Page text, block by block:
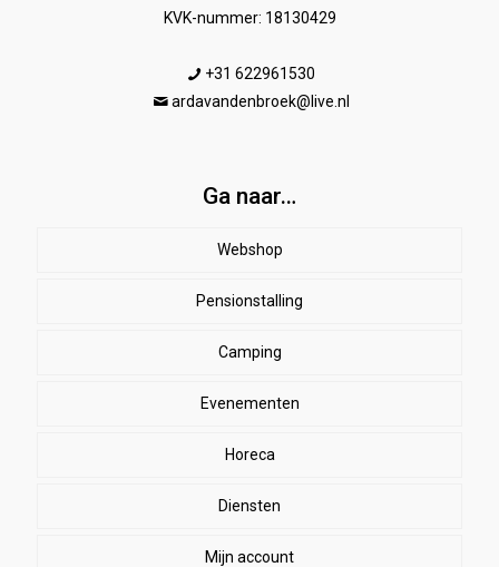
KVK-nummer: 18130429
+31 622961530
ardavandenbroek@live.nl
Ga naar…
Webshop
Paard
Beenbeschermers
EHBO
Dekens
zweetdekens
vliegendekens
Halsters & touwen
Likstenen
Ruiter
Herenkleding
Dames paardrijkleding
bodywarmers
Jassen
Kinderen
Lange mouw en trainingsshirts
Sporen en zwepen
Stal
SALE
Winkelmand
Pensionstalling
Camping
Evenementen
Horeca
Diensten
Mijn account